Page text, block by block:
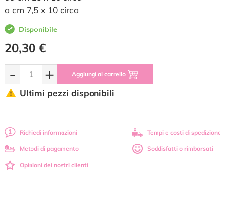
a cm 7,5 x 10 circa
Disponibile
20,30 €
- + Aggiungi al carrello
Ultimi pezzi disponibili
Richiedi informazioni Tempi e costi di spedizione
Metodi di pagamento Soddisfatti o rimborsati
Opinioni dei nostri clienti